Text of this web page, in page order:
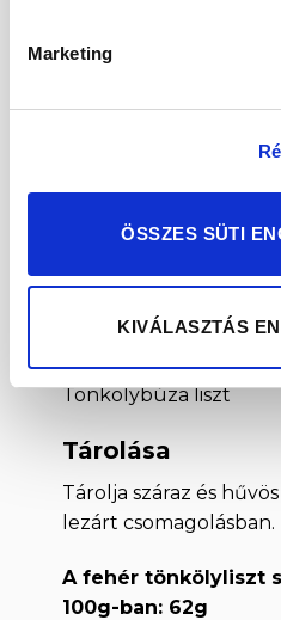
Marketing
ÖSSZES SÜTI
KIVÁLASZTÁS
előállításához.
hormonok
Emellett a cink a
Tönkölybúza liszt
Tárolása
Tárolja száraz és
lezárt csomagolásban.
A fehér tönkölyliszt
100g-ban: 62g